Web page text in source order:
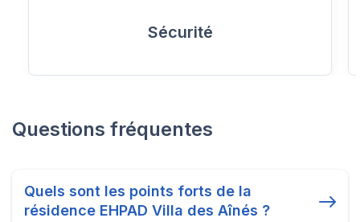
Sécurité
Questions fréquentes
Quels sont les points forts de la
résidence EHPAD Villa des Aînés ?